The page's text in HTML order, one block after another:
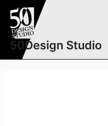
50Design Studio